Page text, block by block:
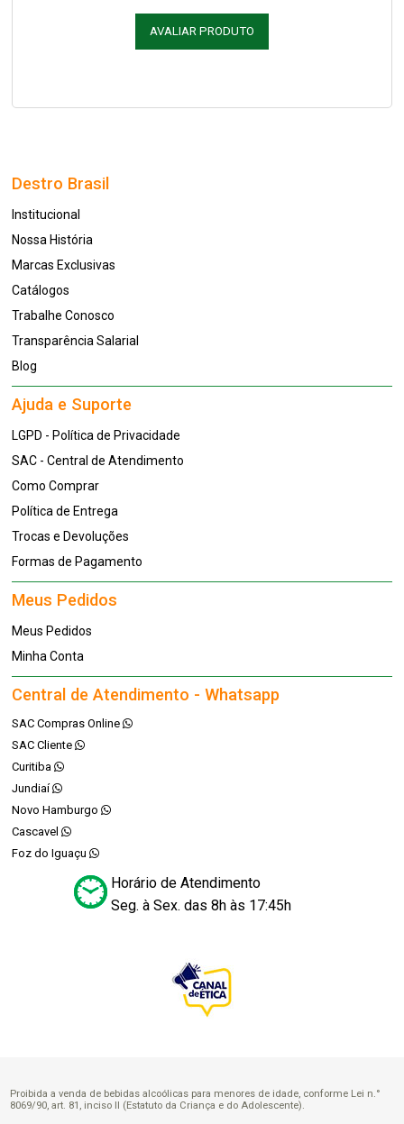
AVALIAR PRODUTO
Destro Brasil
Institucional
Nossa História
Marcas Exclusivas
Catálogos
Trabalhe Conosco
Transparência Salarial
Blog
Ajuda e Suporte
LGPD - Política de Privacidade
SAC - Central de Atendimento
Como Comprar
Política de Entrega
Trocas e Devoluções
Formas de Pagamento
Meus Pedidos
Meus Pedidos
Minha Conta
Central de Atendimento - Whatsapp
SAC Compras Online
SAC Cliente
Curitiba
Jundiaí
Novo Hamburgo
Cascavel
Foz do Iguaçu
Horário de Atendimento
Seg. à Sex. das 8h às 17:45h
Proibida a venda de bebidas alcoólicas para menores de idade, conforme Lei n.°
8069/90, art. 81, inciso II (Estatuto da Criança e do Adolescente).